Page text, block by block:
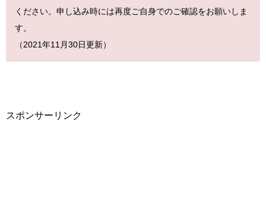
ください。申し込み時には再度ご自身でのご確認をお願いしま
す。
（2021年11 月30日更新）
スポンサーリンク